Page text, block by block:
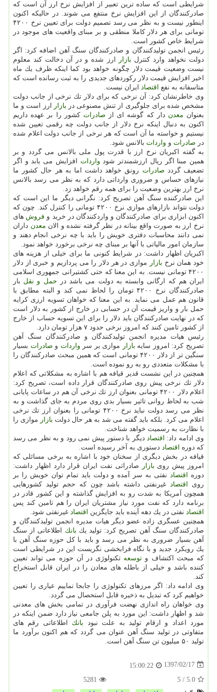
شرایطی است كه ساده ترین تعبیر از افزایش نرخ ارز آن است كه
صادركنندگان از این افزایش نرخ منتفع می شوند. در حالیكه اكنون
اینطور نیست و به نظر می رسد تصمیم دولت برای تعیین نرخ ۴۲۰۰
تومانی برای هر دلار كاملا منطقی و بر مبنای واقعیت های موجود در
شرایط خاص كشور است.
رئیس انجمن تولیدكنندگان و صادركنندگان سنگ آهن اضافه كرد: اگر
دولت نخواهد وارد كنترل بازار
ارز شده و در آن دخالت كند معلوم
نیست وضعیت قیمت دلار چگونه خواهد بود كما اینكه ظرف یك ماه
اخیر افزایش قیمت دلار ركوردهای جدیدی را به ثبت رسانده است كه
متاسفانه به نفع اقتصاد ایران نیست.
وی خاطرنشان كرد: آن نرخی كه برای دلار تك نرخی از جانب دولت
مشخص شده برای جلوگیری از تنش مصنوعی در بازار
ارز است و ما
بعنوان معدن دار كه گوشه ای از صادرات كشور را بر عهده داریم
اكنون به دنبال اینكه نرخ دلار از جانب دولت چه رقمی تعیین شده
نیستیم و خواسته ما آن است كه هر نرخی از جانب دولت اعلام شده
در صادرات و واردات بالانس شود.
به گفته اكبریان نرخ ارز با قدرت پول ملی بالانس می گردد و بر
همین مبنا اگر ریال ارزشمندتر شود واردات افزایش می یابد و اگر
تضعیف گردد صادرات رونق خواهد داشت اما به هر حال كشور ما
نیازهای حساس و ضروری وارداتی دارد كه به نظر می رسد بالانس
نرخ ارز بهترین وضعیت را برای همه رقم خواهد زد.
این صادركننده سنگ آهن تصریح كرد: نگرانی دیگر ما این است كه
دولت نتواند بازارهای موازی نرخ ۴۲۰۰ تومانی را كنترل كند. چون كه
اكنون ابزاری برای صادركنندگان و واردكنندگان در خرید و فروش های
نرخ ارز به صورت واقع بینانه در نظر گرفته نشده و الان معدن داران
نمی دانند محاسبات دفتری خویش را باید با چه نرخی انجام دهند و
سازمان امور مالیاتی با آنها بر مبنای چه نرخی برخورد خواهد نمود.
اكبریان اظهار داشت: در شرایط كنونی ما برای خیلی از هزینه های
خود همان نرخ بازار
موازی در هر دلار را می پردازیم و خبری از دلار
۴۲۰۰ تومانی نیست. به این معنا كه حتی كشتیرانی جمهوری اسلامی
ایران هم كه ارگانی وابسته به دولت می باشد در حمل و نقل بار
صادركنندگان نرخ ۴۲۰۰ تومان را لحاظ نمی كند و البته مطابق با
قانون هم عمل می نماید. به این معنا كه خواهان تسویه ارزی كرایه
حمل بار و واریز قیمت آن در حسابی در خارج از كشور به دلار است
كه در نهایت صادركنندگان باید دلار را برای این تسویه حساب از خارج
از كشور تامین كنند كه امروز نرخی حدود ۷ هزار تومان دارد.
رئیس هیات مدیره انجمن تولیدكنندگان و صادركنندگان سنگ آهن
تصریح كرد: امروز سایه بازار موازی بر سر واردات و صادرات بسیار
سنگین تر از دلار ۴۲۰۰ تومانی است كه همین مبحث صادركنندگان را
با مشكلات متعددی رو به رو نموده است.
همچنین در این نشست قدیر قیافه هم با اشاره به مشكلاتی كه اعلام
دلار تك نرخی پیش روی صادركنندگان قرار داده است، تصریح كرد:
اعلام دلار ۴۲۰۰ تومانی بعنوان ارز تك نرخی آن هم در ساعات پایانی
شب به لحاظ روانی تاثیر بسیار بدی روی مردم به جای گذاشت و به
نظر می رسد دولت نباید نرخ ۴۲۰۰ تومانی را بعنوان ارز تك نرخی
اعلام می كرد. بلكه باید گفته می شد به هر حال دولت بازار موازی را
با نظارت به رسمیت خواهد شناخت.
وی ادامه داد:
اقتصاد دیگر با دستور پیش نمی رود و به نظر می رسد
كه دوره
اقتصاد دستوری به آخر رسیده است.
قیافه در بخش دیگری از سخنان خود با اشاره به برخی مسائلی كه
امروز پیش روی بازار
صادراتی نفت ایران قرار دارد اظهار داشت:
دوره
اقتصادنفتی به سر آمده و دولت باید تمام توان خویش را بر
روی
اقتصادغیرنفتی داشته باشد چون كه حجم تولید كشورهایی
همچون آمریكا به شدت رو به افزایش گذاشته و این كشور قادر در
برنامه دارد كه نفت مورد نیاز مشتریان ایران را هم تامین كند پس
اقتصاد نفتی در یك دهه آینده باید جایگزین اقتصاد غیرنفتی شود.
همچنین عسگری زاده عضو دیگر هیات مدیره انجمن تولیدكنندگان و
صادركنندگان سنگ آهن تصریح كرد: تولید یك بانك اطلاعاتی از سنگ
آهن بسیار ضروری به نظر می رسد و باید با كل حوزه سنگ آهن با
یك رویكرد جدید و با نگاه فرابخشی نگریست این در شرایطی است
كه مبحث اكتشاف و توسعه تكنولوژی در آن حوزه می تواند تعیین
كننده باشد و خیلی از باطله های معادن را در ایران قابل استخراج
كند.
وی ادامه داد: اگر مرزهای تكنولوژی را جابجا نماییم عیاری را تعیین
خواهیم كرد كه تبدیل به ذخیره قابل استحصال می گردد.
وی خواهان راه اندازی نهضت فرآوری در تمامی بخش های معدنی
شد و اظهار داشت: این مورد به پلن جامعی نیاز دارد ضمن اینكه در
مورد اعداد و ارقام تولید به علت نبود بانك اطلاعاتی رقم های
متفاوتی در تولید سنگ آهن عنوان می گردد كه هم اكنون برآورد ما
تولید ۵۰ میلیون تن سنگ آهن است.
1397/02/17
15:00:22
5.0
/
5
5281